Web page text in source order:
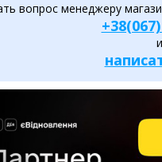
вопрос менеджеру